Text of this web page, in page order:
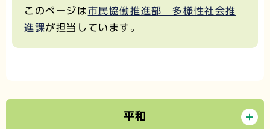
このページは市民協働推進部 多様性社会推
進課が担当しています。
平和